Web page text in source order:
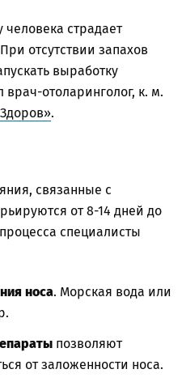
человека страдает
отсутствии запахов
выработку
отоларинголог, к. м.
.
связанные с
от 8-14 дней до
специалисты
носа. Морская вода или
позволяют
от заложенности носа.